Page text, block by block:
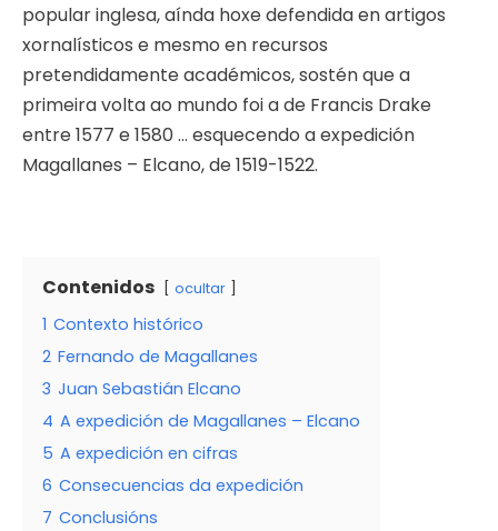
popular inglesa, aínda hoxe defendida en artigos
xornalísticos e mesmo en recursos
pretendidamente académicos, sostén que a
primeira volta ao mundo foi a de Francis Drake
entre 1577 e 1580 … esquecendo a expedición
Magallanes – Elcano, de 1519-1522.
Contenidos ocultar
1 Contexto histórico
2 Fernando de Magallanes
3 Juan Sebastián Elcano
4 A expedición de Magallanes – Elcano
5 A expedición en cifras
6 Consecuencias da expedición
7 Conclusións